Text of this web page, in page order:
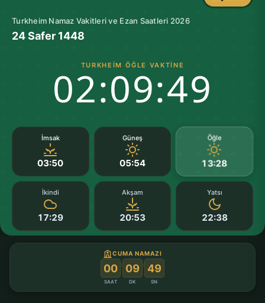
Turkheim Namaz Vakitleri ve Ezan Saatleri 2026
24 Safer 1448
TURKHEIM ÖĞLE VAKTINE
02:09:49
İmsak
03:50
Güneş
05:54
Öğle
13:28
İkindi
17:29
Akşam
20:53
Yatsı
22:38
CUMA NAMAZI
00
SAAT
: 09
DK
: 49
SN